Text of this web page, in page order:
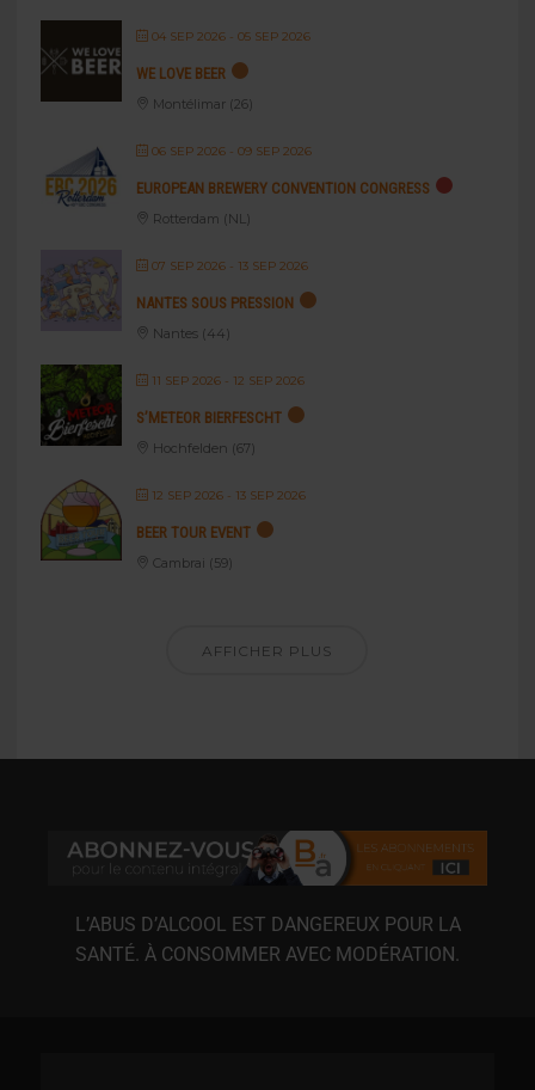
04 SEP 2026- 05 SEP 2026
WE LOVE BEER
Montélimar (26)
06 SEP 2026- 09 SEP 2026
EUROPEAN BREWERY CONVENTION CONGRESS
Rotterdam (NL)
07 SEP 2026- 13 SEP 2026
NANTES SOUS PRESSION
Nantes (44)
11 SEP 2026- 12 SEP 2026
S’METEOR BIERFESCHT
Hochfelden (67)
12 SEP 2026- 13 SEP 2026
BEER TOUR EVENT
Cambrai (59)
AFFICHER PLUS
L’ABUS D’ALCOOL EST DANGEREUX POUR LA
SANTÉ. À CONSOMMER AVEC MODÉRATION.